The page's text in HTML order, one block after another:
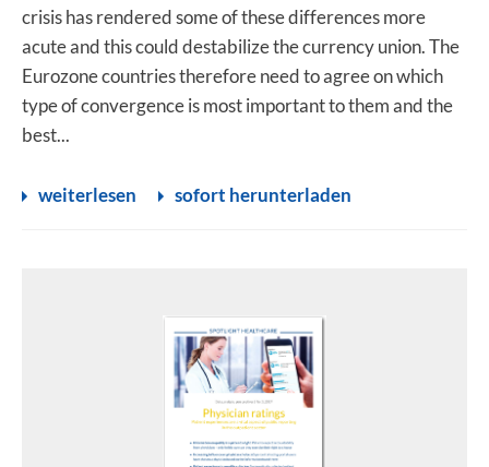
crisis has rendered some of these differences more
acute and this could destabilize the currency union. The
Eurozone countries therefore need to agree on which
type of convergence is most important to them and the
best...
weiterlesen sofort herunterladen